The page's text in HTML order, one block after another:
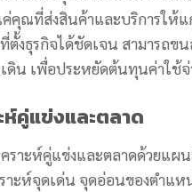
คุณที่ส่งสินค้าและบริการให้แ
ตั้งธุรกิจได้ชัดเจน สามารถข
เดิน เพื่อประหยัดต้นทุนค่าใช้
ห์คู่แข่งและตลาด
ะห์คู่แข่งและตลาดด้วยแผน
าะห์จุดเด่น จุดอ่อนของตำแ